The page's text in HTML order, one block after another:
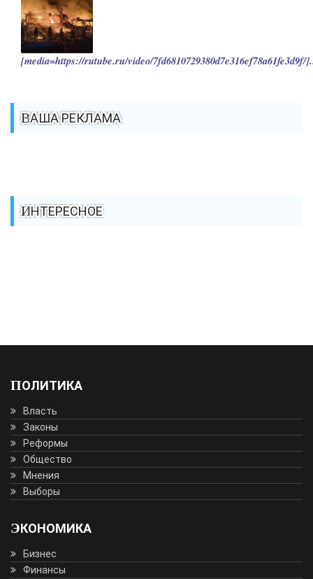
[media=https://rutube.ru/video/7fd6810729380d7e316ef78a61fe3d9f/
ВАША РЕКЛАМА
ИНТЕРЕСНОЕ
ПОЛИТИКА
Власть
Законы
Реформы
Общество
Мнения
Выборы
ЭКОНОМИКА
Бизнес
Финансы